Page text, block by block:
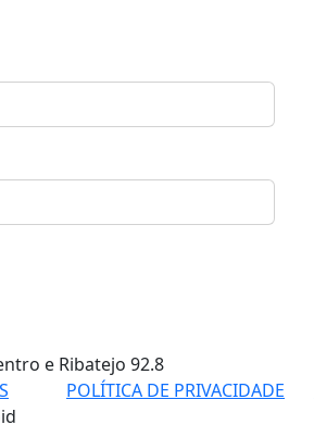
e Ribatejo 92.8
POLÍTICA DE PRIVACIDADE